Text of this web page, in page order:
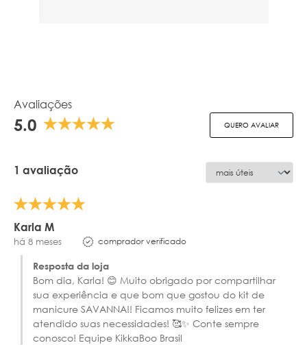
Avaliações
5.0 QUERO AVALIAR
1 avaliação
Karla M
há 8 meses comprador verificado
Resposta da loja
Bom dia, Karla! 😊 Muito obrigado por compartilhar
sua experiência e que bom que gostou do kit de
manicure SAVANNA!! Ficamos muito felizes em ter
atendido suas necessidades! 🥰✨ Conte sempre
conosco! Equipe KikkaBoo Brasil